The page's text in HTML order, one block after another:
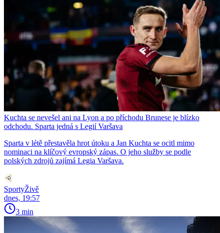
Kuchta se nevešel ani na Lyon a po příchodu Brunese je blízko
odchodu. Sparta jedná s Legií Varšava
Sparta v létě přestavěla hrot útoku a Jan Kuchta se ocitl mimo
nominaci na klíčový evropský zápas. O jeho služby se podle
polských zdrojů zajímá Legia Varšava.
SportyŽivě
dnes, 19:57
3 min